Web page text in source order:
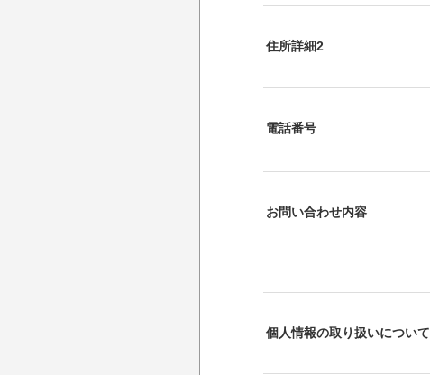
住所詳細2
電話番号
お問い合わせ内容
個人情報の取り扱いについて